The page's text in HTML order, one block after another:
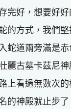
完好，想要好
的方式，我們
蛇道兩旁滿是
麗古墓卡茲尼神
上看過無數次
的神殿就止步